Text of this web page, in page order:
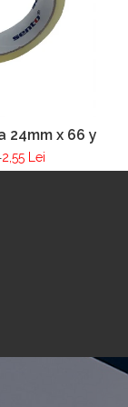
24mm x 66 y
2,55 Lei